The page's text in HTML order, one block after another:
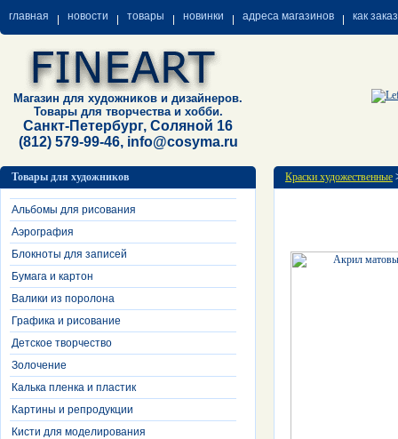
главная новости товары новинки адреса магазинов как
Магазин для художников и дизайнеров.
Товары для творчества и хобби.
Санкт-Петербург, Соляной 16
(812) 579-99-46, info@cosyma.ru
Товары для художников
Альбомы для рисования
Аэрография
Блокноты для записей
Бумага и картон
Валики из поролона
Графика и рисование
Детское творчество
Золочение
Калька пленка и пластик
Картины и репродукции
Кисти для моделирования
Краски художественные